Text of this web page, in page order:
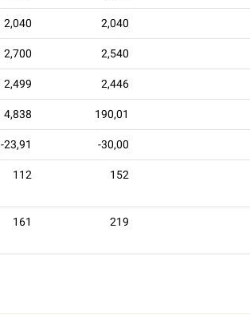
2,040 2,040
2,700 2,540
2,499 2,446
4,838 190,01
-23,91 -30,00
112 152
161 219